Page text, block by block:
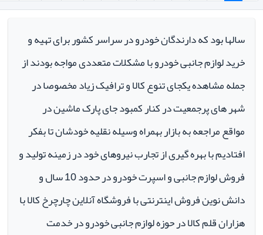
سالها بود که دارندگان خودرو در سراسر کشور برای تهیه و
خرید لوازم جانبی خودرو با مشکلات متعددی مواجه بودند از
جمله مشاهده یکجای تنوع کالا و ترافیک زیاد مخصوصا در
شهر های پرجمعیت در کنار کمبود جای پارک ماشین در
مواقع مراجعه به بازار بهمراه وسیله نقلیه خودشان تا بفکر
افتادیم با بهره گیری از تجارب نیروهای خود در زمینه تولید و
فروش لوازم جانبی و اسپرت خودرو در حدود 10 سال و
دانش نوین فروش اینترنتی با فروشگاه آنلاین چارچرخ کالا با
هزاران قلم کالا در حوزه لوازم جانبی خودرو در خدمت